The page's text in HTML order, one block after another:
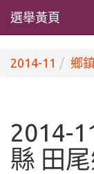
選舉黃頁
2014-11 鄉
2014-
縣 田